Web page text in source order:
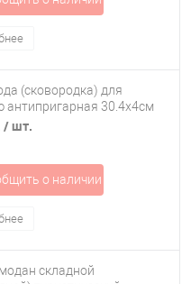
(сковородка) для
антипригарная 30.4х4см
2057)
/ шт.
о наличии
складной